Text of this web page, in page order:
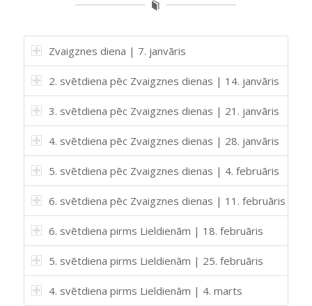
Zvaigznes diena | 7. janvāris
2. svētdiena pēc Zvaigznes dienas | 14. janvāris
3. svētdiena pēc Zvaigznes dienas | 21. janvāris
4. svētdiena pēc Zvaigznes dienas | 28. janvāris
5. svētdiena pēc Zvaigznes dienas | 4. februāris
6. svētdiena pēc Zvaigznes dienas | 11. februāris
6. svētdiena pirms Lieldienām | 18. februāris
5. svētdiena pirms Lieldienām | 25. februāris
4. svētdiena pirms Lieldienām | 4. marts